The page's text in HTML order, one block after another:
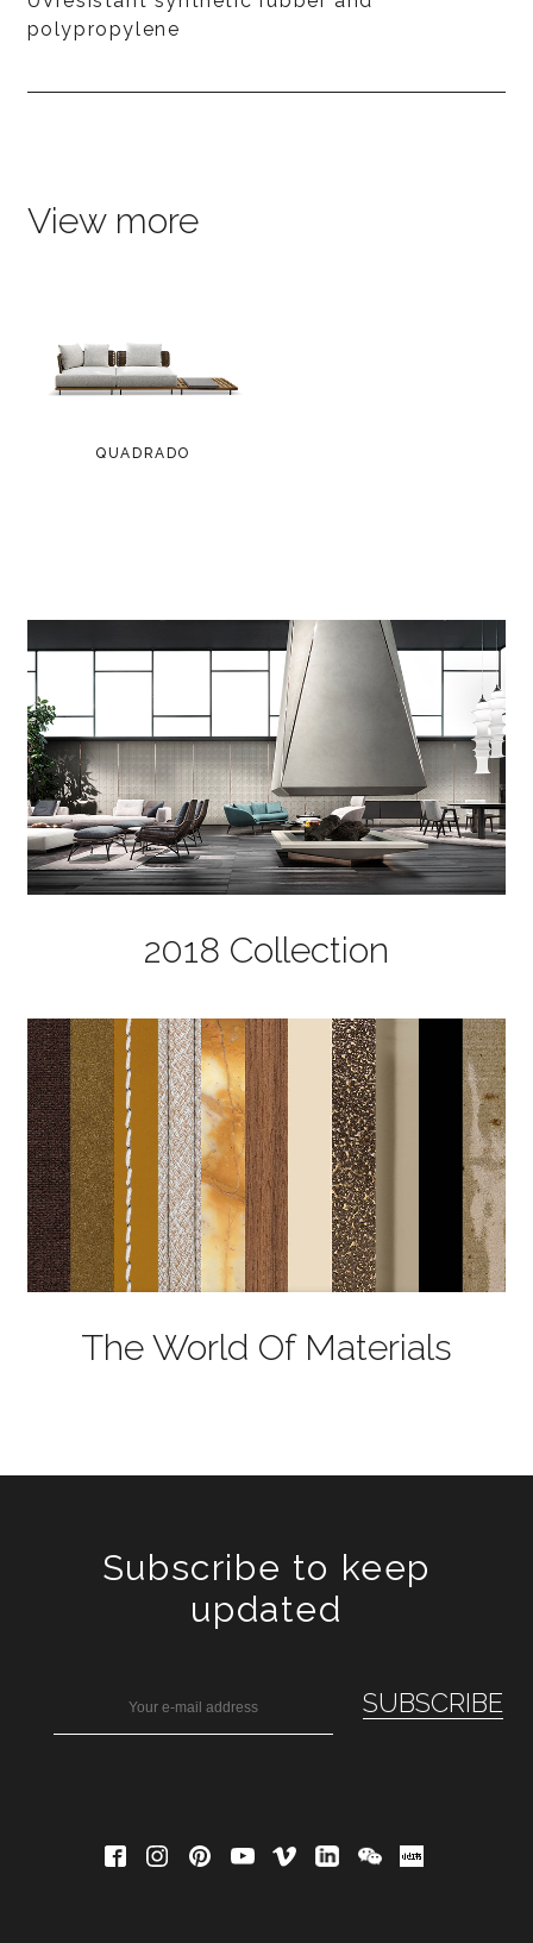
polypropylene
View more
QUADRADO
2018 Collection
The World Of Materials
Subscribe to keep
updated